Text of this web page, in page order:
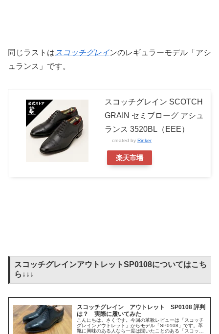
同じラストは スコッチグレインのレギュラーモデル「アシ
ュランス」です。
スコッチグレイン SCOTCH
GRAIN セミブローグ アシュ
ランス 3520BL（EEE）
created by Rinker
楽天市場
スコッチグレインアウトレットSP0108についてはこち
ら↓↓↓
スコッチグレイン アウトレット SP0108 評判
は？ 実際に履いてみた
こんにちは。さくです。今回の革靴レビューは「スコッチ
グレインアウトレット」からモデル「SP0108」です。革
靴に興味のある人なら一度は聞いたことのある「スコッチ